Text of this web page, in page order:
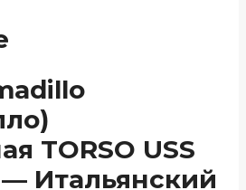
TORSO USS
— Итальянский